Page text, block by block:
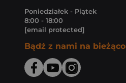
Poniedziałek - Piątek
8:00 - 18:00
[email protected]
Bądź z nami na bieżąco